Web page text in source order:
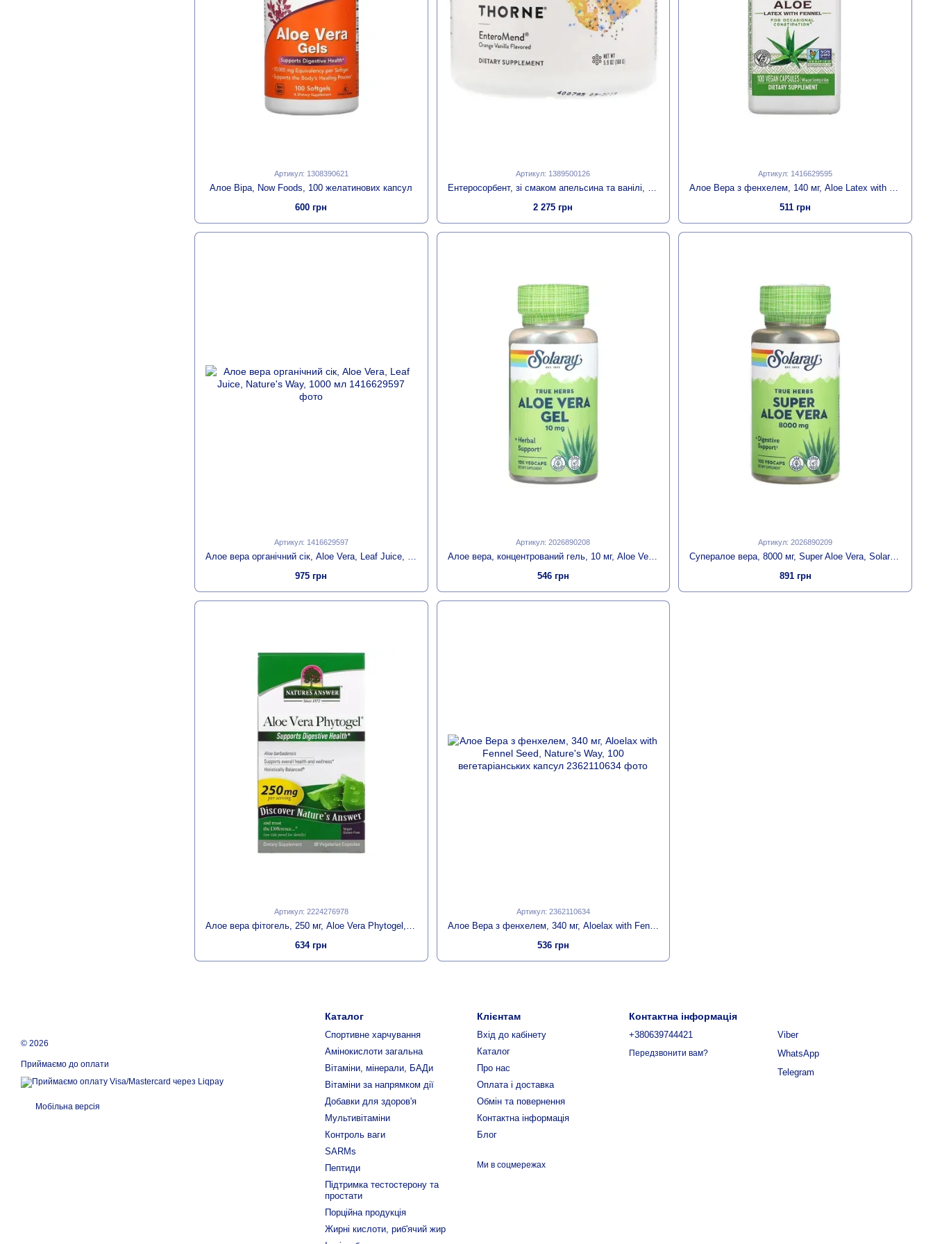
Артикул: 1308390621
Алое Віра, Now Foods, 100 желатинових капсул
600 грн
Артикул: 1389500126
Ентеросорбент, зі смаком апельсина та ванілі, EnteroMend, Thorne, 168 г (5,9 унції)
2 275 грн
Артикул: 1416629595
Алое Вера з фенхелем, 140 мг, Aloe Latex with Fennel, Nature's Way, 100 вегетаріанських капсул
511 грн
Артикул: 1416629597
Алое вера органічний сік, Aloe Vera, Leaf Juice, Nature's Way, 1000 мл
975 грн
Артикул: 2026890208
Алое вера, концентрований гель, 10 мг, Aloe Vera Gel, Solaray, 100 вегетаріанських капсул
546 грн
Артикул: 2026890209
Супералое вера, 8000 мг, Super Aloe Vera, Solaray, 100 вегетаріанських капсул
891 грн
Артикул: 2224276978
634 грн
Артикул: 2362110634
Алое Вера з фенхелем, 340 мг, Aloelax with Fennel Seed, Nature's Way, 100 вегетаріанських капсул
536 грн
© 2026
Приймаємо до оплати
Мобільна версія
Каталог
Спортивне харчування
Амінокислоти загальна
Вітаміни, мінерали, БАДи
Вітаміни за напрямком дії
Добавки для здоров'я
Мультивітаміни
Контроль ваги
SARMs
Пептиди
Підтримка тестостерону та
простати
Порційна продукція
Жирні кислоти, риб'ячий жир
Клієнтам
Вхід до кабінету
Каталог
Про нас
Оплата і доставка
Обмін та повернення
Контактна інформація
Блог
Ми в соцмережах
Контактна інформація
+380639744421
Передзвонити вам?
Viber
WhatsApp
Telegram